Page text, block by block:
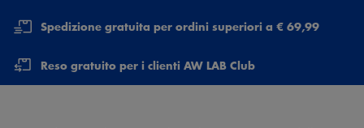
Spedizione gratuita per ordini superiori a € 69,99
Reso gratuito per i clienti AW LAB Club